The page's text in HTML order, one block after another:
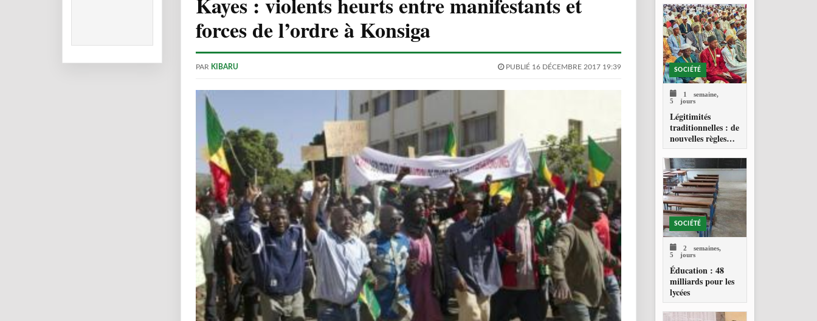
forces de l’ordre à Konsiga
PAR KIBARU PUBLIÉ 16 DÉCEMBRE 2017 19:39 SOCIÉTÉ
1 semaine,
5 jours
Légitimités
traditionnelles : de
nouvelles règles
pour les chefferies
locales
SOCIÉTÉ
2 semaines,
5 jours
Éducation : 48
milliards pour les
lycées